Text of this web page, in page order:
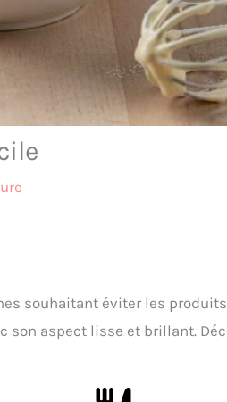
souhaitant éviter les
son aspect lisse et brillant.